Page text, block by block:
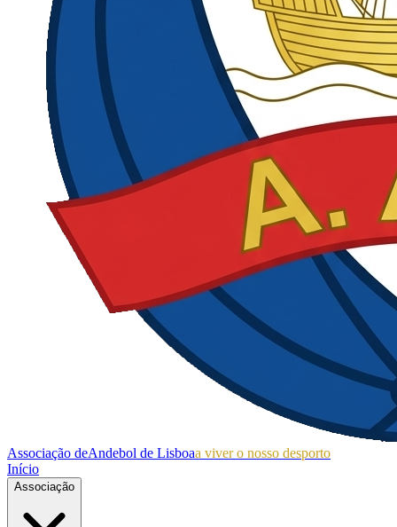
Associação deAndebol de Lisboaa viver o nosso desporto
Início
Associação